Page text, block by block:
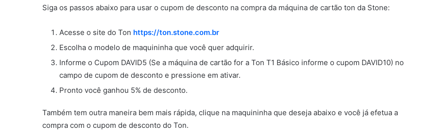
Siga os passos abaixo para usar o cupom de desconto na compra da máquina de cartão ton da Stone:
Acesse o site do Ton https://ton.stone.com.br
Escolha o modelo de maquininha que você quer adquirir.
Informe o Cupom DAVID5 (Se a máquina de cartão for a Ton T1 Básico informe o cupom DAVID10) no
campo de cupom de desconto e pressione em ativar.
Pronto você ganhou 5% de desconto.
Também tem outra maneira bem mais rápida, clique na maquininha que deseja abaixo e você já efetua a
compra com o cupom de desconto do Ton.